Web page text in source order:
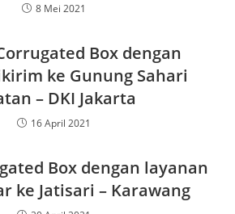
8 Mei 2021
Box dengan
ke Gunung Sahari
– DKI Jakarta
16 April 2021
Box dengan layanan
ke Jatisari – Karawang